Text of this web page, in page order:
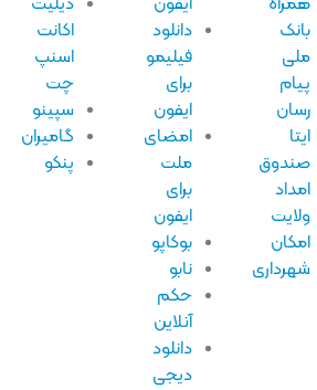
دانلود
فیلیمو
ایفون
امضای
ایفون
بوکاپو
نابو
حکم
آنلاین
دانلود
دیجی
اکانت
اسنپ
سپینو
گامیران
پنکو